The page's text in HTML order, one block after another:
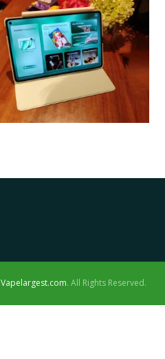
Vapelargest.com. All Rights Reserved.